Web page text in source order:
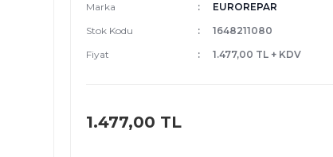
Marka
EUROREPAR
Stok Kodu
1648211080
Fiyat
1.477,00 TL + KDV
1.477,00 TL